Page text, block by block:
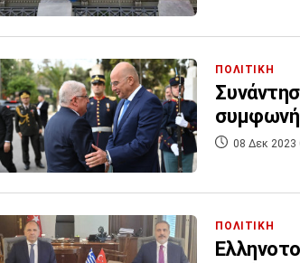
ΠΟΛΙΤΙΚΗ
08 Δεκ 2023
ΠΟΛΙΤΙΚΗ